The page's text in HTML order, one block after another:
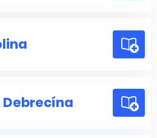
Debrecína